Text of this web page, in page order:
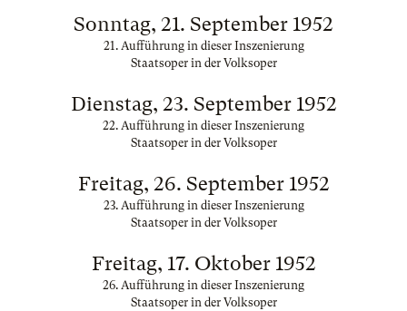
Sonntag, 21. September 1952
21. Aufführung in dieser Inszenierung
Staatsoper in der Volksoper
Dienstag, 23. September 1952
22. Aufführung in dieser Inszenierung
Staatsoper in der Volksoper
Freitag, 26. September 1952
23. Aufführung in dieser Inszenierung
Staatsoper in der Volksoper
Freitag, 17. Oktober 1952
26. Aufführung in dieser Inszenierung
Staatsoper in der Volksoper